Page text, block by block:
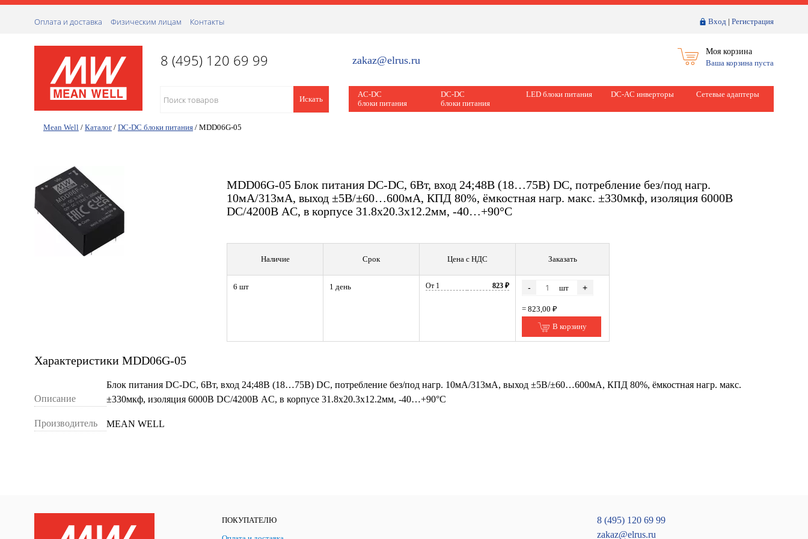
Вход | Регистрация
Оплата и доставка Физическим лицам Контакты
8 (495) 120 69 99 zakaz@elrus.ru
Моя корзина
Ваша корзина пуста
Искать
AC-DC
блоки питания
DC-DC
блоки питания
LED блоки питания DC-AC инверторы Сетевые адаптеры
Mean Well / Каталог / DC-DC блоки питания / MDD06G-05
MDD06G-05 Блок питания DC-DC, 6Вт, вход 24;48В (18…75В) DC, потребление без/под нагр.
10мА/313мА, выход ±5В/±60…600мА, КПД 80%, ёмкостная нагр. макс. ±330мкф, изоляция 6000В
DC/4200В AC, в корпусе 31.8х20.3х12.2мм, -40…+90°С
Наличие Срок Цена с НДС Заказать
6 шт 1 день От 1 823 ₽ - шт +
= 823,00 ₽
В корзину
Характеристики MDD06G-05
Описание
Блок питания DC-DC, 6Вт, вход 24;48В (18…75В) DC, потребление без/под нагр. 10мА/313мА, выход ±5В/±60…600мА, КПД 80%, ёмкостная нагр. макс.
±330мкф, изоляция 6000В DC/4200В AC, в корпусе 31.8х20.3х12.2мм, -40…+90°С
Производитель MEAN WELL
ПОКУПАТЕЛЮ
8 (495) 120 69 99
zakaz@elrus.ru